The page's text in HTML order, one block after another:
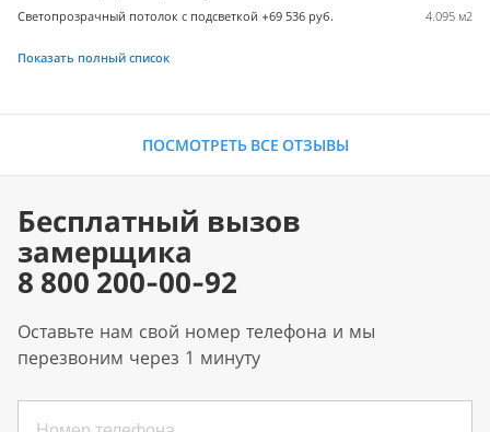
Светопрозрачный потолок с подсветкой +69 536 руб.
4.095 м2
Показать полный список
ПОСМОТРЕТЬ ВСЕ ОТЗЫВЫ
Бесплатный вызов
замерщика
8 800 200-00-92
Оставьте нам свой номер телефона и мы
перезвоним через 1 минуту